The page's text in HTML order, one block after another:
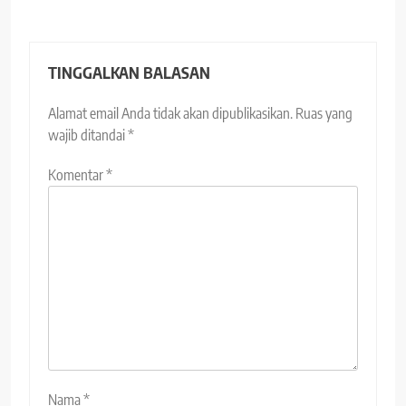
TINGGALKAN BALASAN
Alamat email Anda tidak akan dipublikasikan. Ruas yang
wajib ditandai*
Komentar*
Nama*